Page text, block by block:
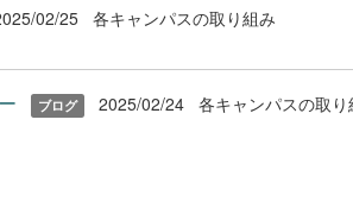
02/25 各キャンパスの取り組み
ブログ 2025/02/24 各キャンパスの取り